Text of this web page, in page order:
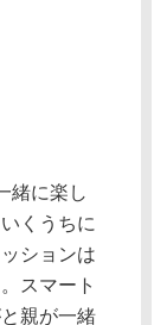
緒に楽し
くうちに
ションは
スマート
親が一緒